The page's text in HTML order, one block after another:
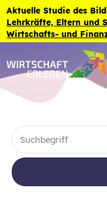
Zum Inhalt der Seite
Aktuelle Studie des
Lehrkräfte, Eltern und
Wirtschafts- und